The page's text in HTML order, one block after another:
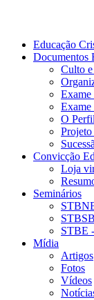
Educação
Documentos
Culto
Exame
Exame
O
Convicção
Loja
Seminários
STBE
Mídia
Artigos
Fotos
Vídeos